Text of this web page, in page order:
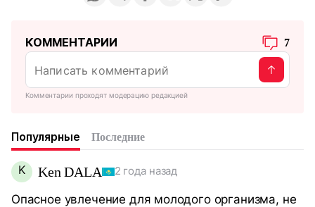
КОММЕНТАРИИ 7
Комментарии проходят модерацию редакцией
Популярные Последние
K Ken DALA 2 года назад
Опасное увлечение для молодого организма, не